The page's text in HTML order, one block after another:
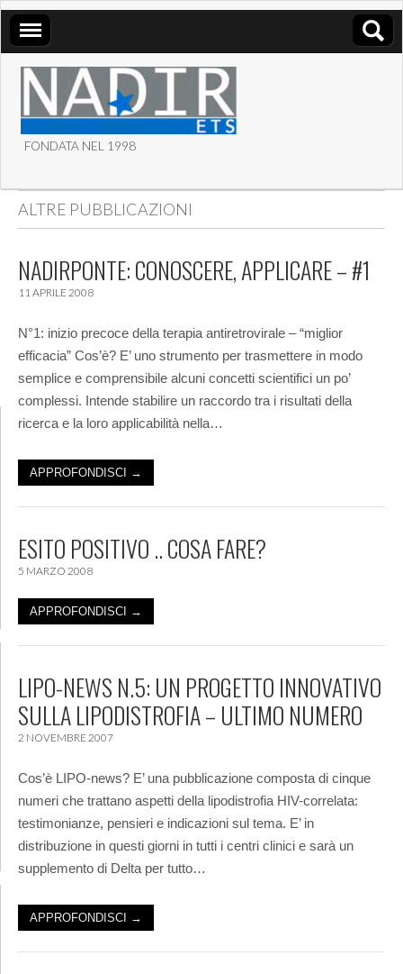
ASSOCIAZIONE NADIR
ETS
FONDATA NEL 1998
ALTRE PUBBLICAZIONI
NADIRPONTE: CONOSCERE, APPLICARE – #1
11 APRILE 2008
N°1: inizio precoce della terapia antiretrovirale – “miglior
efficacia” Cos’è? E’ uno strumento per trasmettere in modo
semplice e comprensibile alcuni concetti scientifici un po’
complessi. Intende stabilire un raccordo tra i risultati della
ricerca e la loro applicabilità nella…
APPROFONDISCI →
ESITO POSITIVO .. COSA FARE?
5 MARZO 2008
APPROFONDISCI →
LIPO-NEWS N.5: UN PROGETTO INNOVATIVO
SULLA LIPODISTROFIA – ULTIMO NUMERO
2 NOVEMBRE 2007
Cos’è LIPO-news? E’ una pubblicazione composta di cinque
numeri che trattano aspetti della lipodistrofia HIV-correlata:
testimonianze, pensieri e indicazioni sul tema. E’ in
distribuzione in questi giorni in tutti i centri clinici e sarà un
supplemento di Delta per tutto…
APPROFONDISCI →